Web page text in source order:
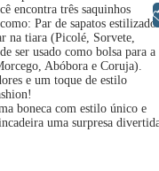
encontra três saquinhos
Par de sapatos
na tiara (Picolé, Sorvete,
ser usado como bolsa para a
Abóbora e Coruja)​.
e um toque de estilo
boneca com estilo único e
uma surpresa
Libras